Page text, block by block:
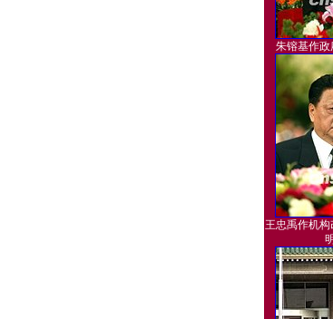
朱镕基作
王忠禹作机
明